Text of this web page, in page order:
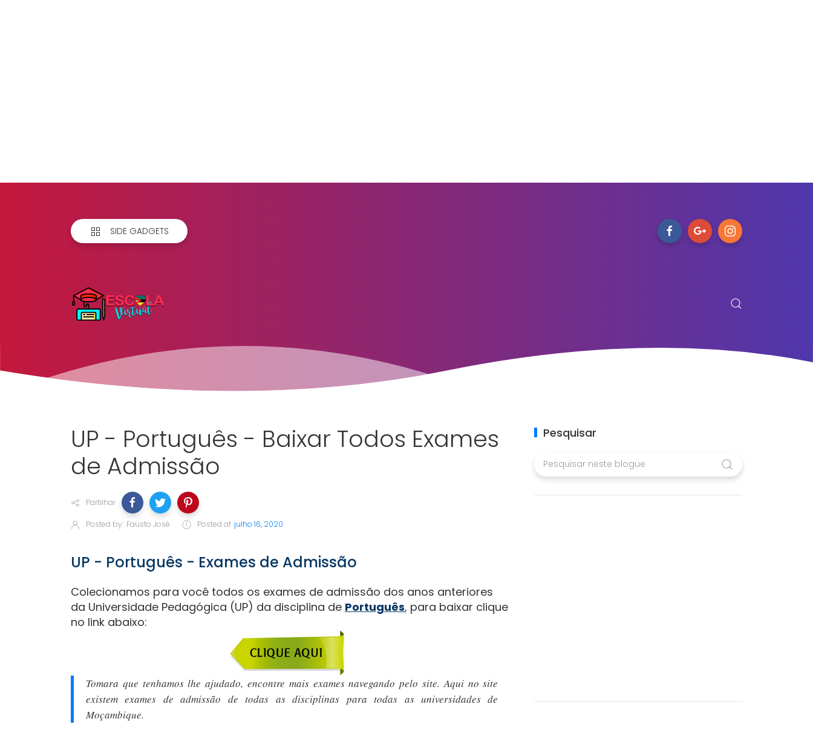
SIDE GADGETS
UP - Português - Baixar Todos Exames
de Admissão
Partilhar
Posted by: Fausto José Posted at julho 16, 2020
UP - Português - Exames de Admissão
Colecionamos para você todos os exames de admissão dos anos anteriores
da Universidade Pedagógica (UP) da disciplina de Português, para baixar clique
no link abaixo:
Tomara que tenhamos lhe ajudado, encontre mais exames navegando pelo site. Aqui no site
existem exames de admissão de todas as disciplinas para todas as universidades de
Moçambique.
Pesquisar